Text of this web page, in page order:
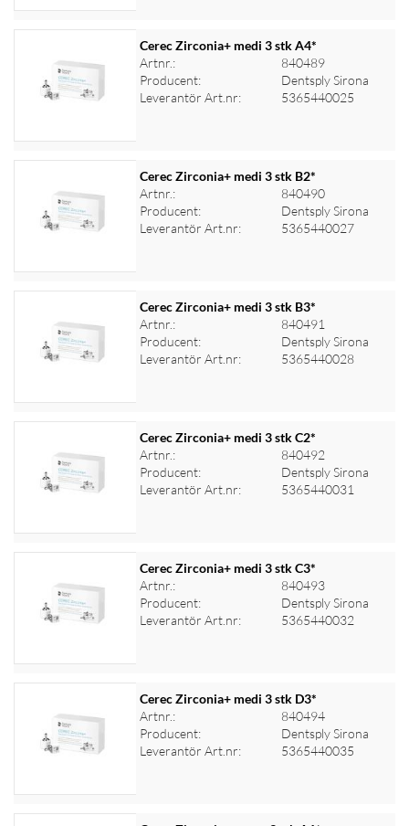
Logga in för priser
Cerec Zirconia+ medi 3 stk A4*
Artnr.:
840489
Producent:
Dentsply Sirona
Leverantör Art.nr:
5365440025
Logga in för priser
Cerec Zirconia+ medi 3 stk B2*
Artnr.:
840490
Producent:
Dentsply Sirona
Leverantör Art.nr:
5365440027
Logga in för priser
Cerec Zirconia+ medi 3 stk B3*
Artnr.:
840491
Producent:
Dentsply Sirona
Leverantör Art.nr:
5365440028
Logga in för priser
Cerec Zirconia+ medi 3 stk C2*
Artnr.:
840492
Producent:
Dentsply Sirona
Leverantör Art.nr:
5365440031
Logga in för priser
Cerec Zirconia+ medi 3 stk C3*
Artnr.:
840493
Producent:
Dentsply Sirona
Leverantör Art.nr:
5365440032
Logga in för priser
Cerec Zirconia+ medi 3 stk D3*
Artnr.:
840494
Producent:
Dentsply Sirona
Leverantör Art.nr:
5365440035